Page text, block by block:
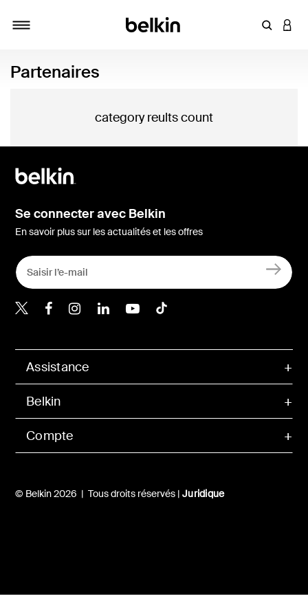
Saisir
Partenaires
category reults count
Compte
Assistance
Belkin
© Belkin 2026 | Tous droits réservés | Juridique
Se connecter avec Belkin
En savoir plus sur les actualités et les offres
Belkin Twitter
Belkin Facebook
Belkin Instagram
Belkin LinkedIn
Belkin Youtube
Belkin TikTok